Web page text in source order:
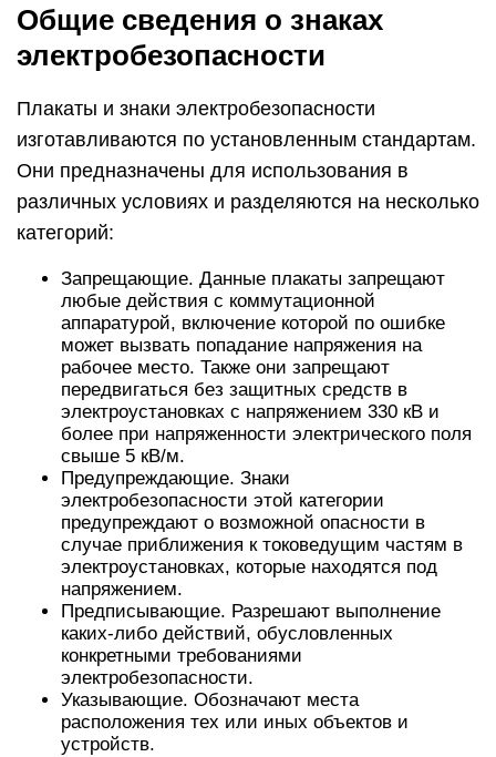
Общие сведения о знаках
электробезопасности
Плакаты и знаки электробезопасности
изготавливаются по установленным стандартам.
Они предназначены для использования в
различных условиях и разделяются на несколько
категорий:
Запрещающие. Данные плакаты запрещают
любые действия с коммутационной
аппаратурой, включение которой по ошибке
может вызвать попадание напряжения на
рабочее место. Также они запрещают
передвигаться без защитных средств в
электроустановках с напряжением 330 кВ и
более при напряженности электрического поля
свыше 5 кВ/м.
Предупреждающие. Знаки
электробезопасности этой категории
предупреждают о возможной опасности в
случае приближения к токоведущим частям в
электроустановках, которые находятся под
напряжением.
Предписывающие. Разрешают выполнение
каких-либо действий, обусловленных
конкретными требованиями
электробезопасности.
Указывающие. Обозначают места
расположения тех или иных объектов и
устройств.